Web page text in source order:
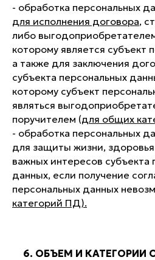
- обработка персональных
для исполнения договора,
либо
которому является субъект
а также для заключения
субъекта персональных
которому субъект
являться
поручителем (для общих
- обработка персональных
для защиты жизни,
важных интересов субъекта
данных, если получение
персональных данных
категорий ПД).
6. ОБЪЕМ И КАТЕГОРИИ